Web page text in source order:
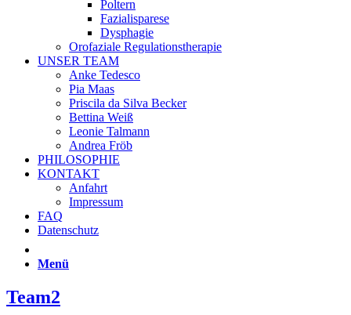
Poltern
Fazialisparese
Dysphagie
Orofaziale Regulationstherapie
UNSER TEAM
Anke Tedesco
Pia Maas
Priscila da Silva Becker
Bettina Weiß
Leonie Talmann
Andrea Fröb
PHILOSOPHIE
KONTAKT
Anfahrt
Impressum
FAQ
Datenschutz
Menü
Team2